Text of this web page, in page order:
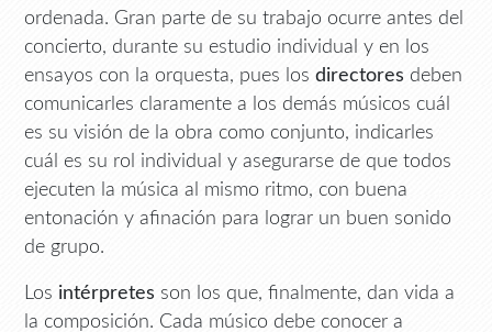
ordenada. Gran parte de su trabajo ocurre antes del
concierto, durante su estudio individual y en los
ensayos con la orquesta, pues los directores deben
comunicarles claramente a los demás músicos cuál
es su visión de la obra como conjunto, indicarles
cuál es su rol individual y asegurarse de que todos
ejecuten la música al mismo ritmo, con buena
entonación y afinación para lograr un buen sonido
de grupo.
Los intérpretes son los que, finalmente, dan vida a
la composición. Cada músico debe conocer a